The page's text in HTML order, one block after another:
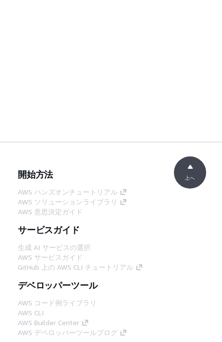
開始方法
AWS ハンズオンチュートリアル
AWS ソリューションライブラリ
AWS 意思決定ガイド
サービスガイド
生成 AI サービスの選択
AWS サービスガイド
GitHub 上の AWS CLI チュートリアル
デベロッパーツール
AWS コード例ライブラリ
AWS CLI
AWS Builder Center
AWS デベロッパーツールブログ
上へ